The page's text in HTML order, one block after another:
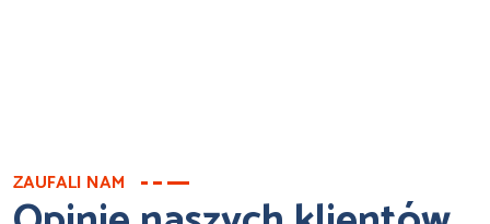
ZAUFALI NAM